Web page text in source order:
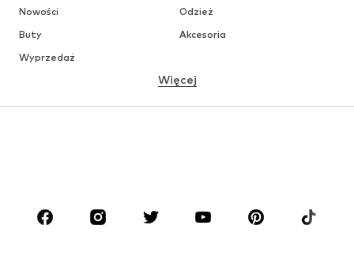
Nowości
Odzież
Buty
Akcesoria
Wyprzedaż
MARKI
Więcej